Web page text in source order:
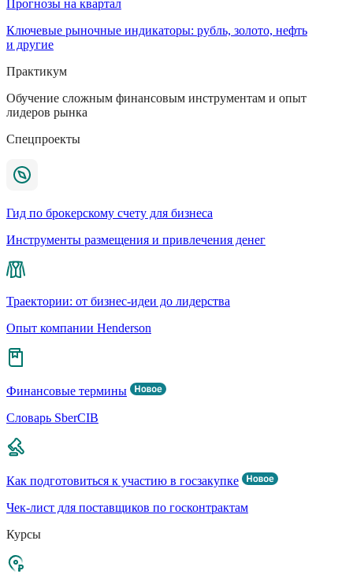
Прогнозы на квартал
Ключевые рыночные индикаторы: рубль, золото, нефть
и другие
Практикум
Обучение сложным финансовым инструментам и опыт
лидеров рынка
Спецпроекты
Гид по брокерскому счету для бизнеса
Инструменты размещения и привлечения денег
Траектории: от бизнес-идеи до лидерства
Опыт компании Henderson
Финансовые термины
Словарь SberCIB
Как подготовиться к участию в госзакупке
Чек-лист для поставщиков по госконтрактам
Курсы